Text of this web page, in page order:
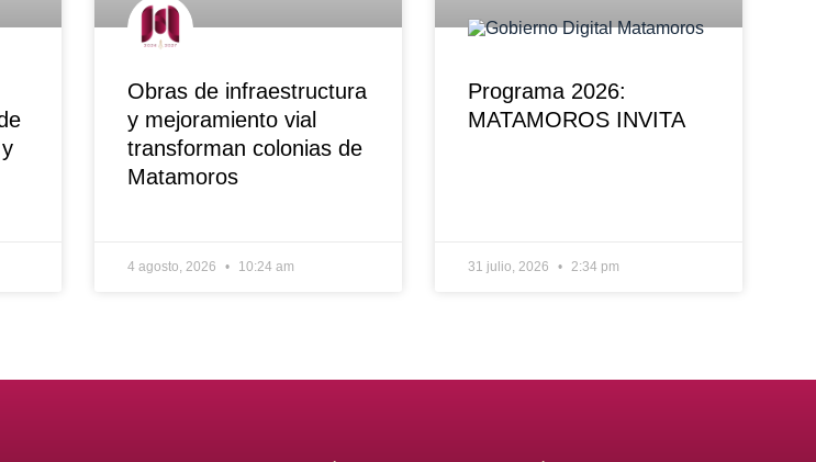
Obras de infraestructura
y mejoramiento vial
transforman colonias de
Matamoros
4 agosto, 2026 10:24 am
Programa 2026:
MATAMOROS INVITA
31 julio, 2026 2:34 pm